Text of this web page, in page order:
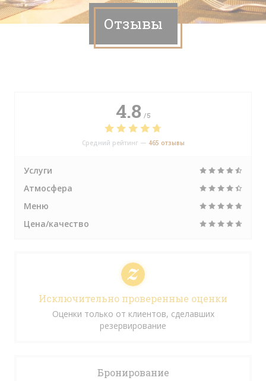
Отзывы
4.8 /5
Средний рейтинг — 465 отзывы
Услуги
Атмосфера
Меню
Цена/качество
Исключительно проверенные оценки
Оценки только от клиентов, сделавших
резервирование
Бронирование